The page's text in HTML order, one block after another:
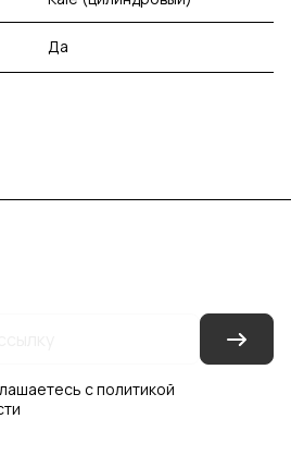
Да
сполитикой